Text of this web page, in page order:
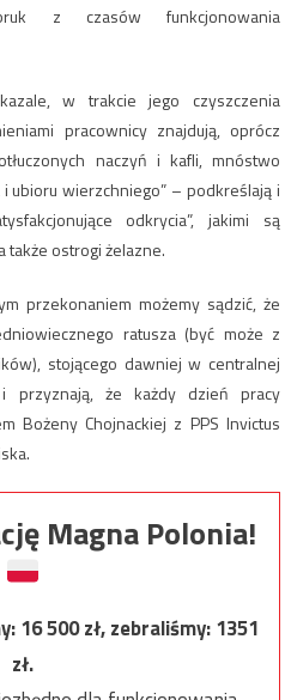
z czasów funkcjonowania
w trakcie jego czyszczenia
pracownicy znajdują, oprócz
naczyń i kafli, mnóstwo
ubioru wierzchniego” – podkreślają i
odkrycia”, jakimi są
ostrogi żelazne.
przekonaniem możemy sądzić, że
ratusza (być może z
stojącego dawniej w centralnej
przyznają, że każdy dzień pracy
Bożeny Chojnackiej z PPS Invictus
Magna Polonia!
16 500zł, zebraliśmy:1351
zł.